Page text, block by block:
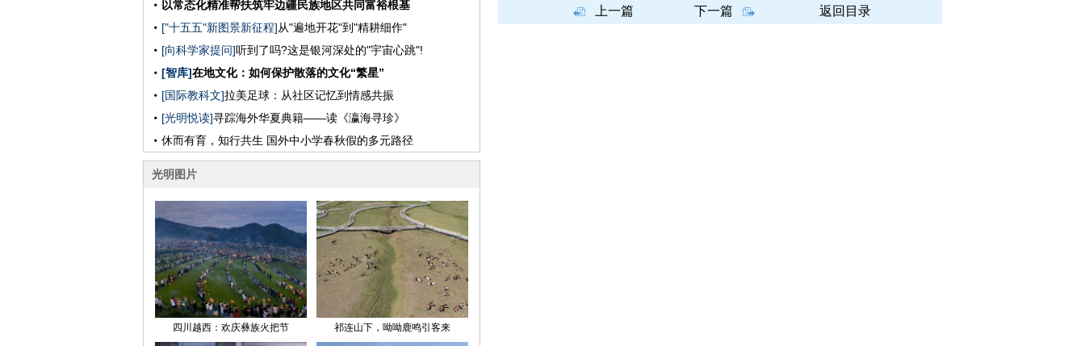
上一篇 下一篇 返回目录